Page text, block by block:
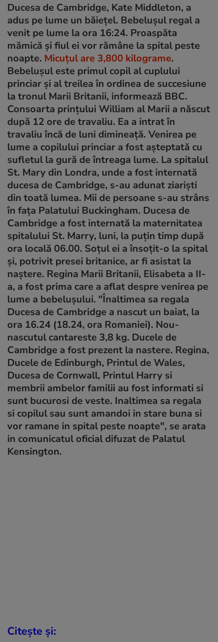
Ducesa de Cambridge, Kate Middleton, a
adus pe lume un băieţel. Bebeluşul regal a
venit pe lume la ora 16:24. Proaspăta
mămică şi fiul ei vor rămâne la spital peste
noapte. Micuţul are 3,800 kilograme.
Bebeluşul este primul copil al cuplului
princiar şi al treilea în ordinea de succesiune
la tronul Marii Britanii, informează BBC.
Consoarta prinţului William al Marii a născut
după 12 ore de travaliu. Ea a intrat în
travaliu încă de luni dimineaţă. Venirea pe
lume a copilului princiar a fost aşteptată cu
sufletul la gură de întreaga lume. La spitalul
St. Mary din Londra, unde a fost internată
ducesa de Cambridge, s-au adunat ziarişti
din toată lumea. Mii de persoane s-au strâns
în faţa Palatului Buckingham. Ducesa de
Cambridge a fost internată la maternitatea
spitalului St. Marry, luni, la puţin timp după
ora locală 06.00. Soţul ei a însoţit-o la spital
şi, potrivit presei britanice, ar fi asistat la
naştere. Regina Marii Britanii, Elisabeta a II-
a, a fost prima care a aflat despre venirea pe
lume a bebeluşului. "Înaltimea sa regala
Ducesa de Cambridge a nascut un baiat, la
ora 16.24 (18.24, ora Romaniei). Nou-
nascutul cantareste 3,8 kg. Ducele de
Cambridge a fost prezent la nastere. Regina,
Ducele de Edinburgh, Printul de Wales,
Ducesa de Cornwall, Printul Harry si
membrii ambelor familii au fost informati si
sunt bucurosi de veste. Inaltimea sa regala
si copilul sau sunt amandoi in stare buna si
vor ramane in spital peste noapte", se arata
in comunicatul oficial difuzat de Palatul
Kensington.
Citește și: